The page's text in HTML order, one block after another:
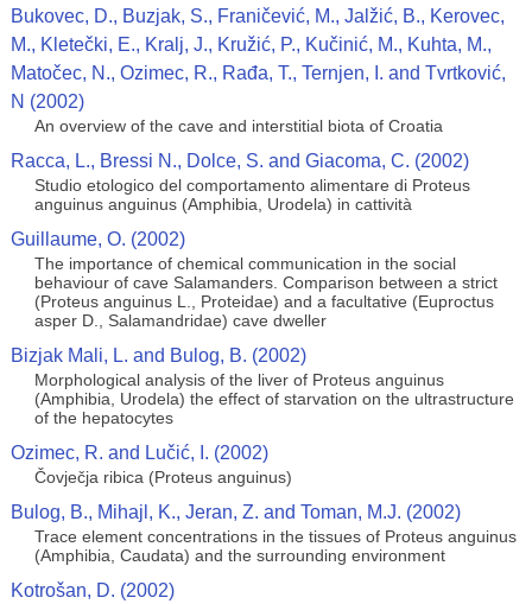
Bukovec, D., Buzjak, S., Franičević, M., Jalžić, B., Kerovec,
M., Kletečki, E., Kralj, J., Kružić, P., Kučinić, M., Kuhta, M.,
Matočec, N., Ozimec, R., Rađa, T., Ternjen, I. and Tvrtković,
N (2002)
An overview of the cave and interstitial biota of Croatia
Racca, L., Bressi N., Dolce, S. and Giacoma, C. (2002)
Studio etologico del comportamento alimentare di Proteus
anguinus anguinus (Amphibia, Urodela) in cattività
Guillaume, O. (2002)
The importance of chemical communication in the social
behaviour of cave Salamanders. Comparison between a strict
(Proteus anguinus L., Proteidae) and a facultative (Euproctus
asper D., Salamandridae) cave dweller
Bizjak Mali, L. and Bulog, B. (2002)
Morphological analysis of the liver of Proteus anguinus
(Amphibia, Urodela) the effect of starvation on the ultrastructure
of the hepatocytes
Ozimec, R. and Lučić, I. (2002)
Čovječja ribica (Proteus anguinus)
Bulog, B., Mihajl, K., Jeran, Z. and Toman, M.J. (2002)
Trace element concentrations in the tissues of Proteus anguinus
(Amphibia, Caudata) and the surrounding environment
Kotrošan, D. (2002)